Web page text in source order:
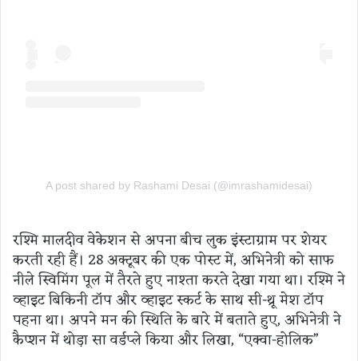
A post shared by Rashami Desai (@imrashamidesai)
रश्मि मालदीव वेकेशन से अपना बीच लुक इंस्टाग्राम पर शेयर
करती रही हैं। 28 अक्टूबर की एक पोस्ट में, अभिनेत्री को साफ
नीले स्विमिंग पूल में तैरते हुए नाश्ता करते देखा गया था। रश्मि ने
व्हाइट बिकिनी टॉप और व्हाइट स्कर्ट के साथ सी-थ्रू मेश टॉप
पहना था। अपने मन की स्थिति के बारे में बताते हुए, अभिनेत्री ने
कैप्शन में थोड़ा सा वर्डप्ले किया और लिखा, “एक्वा-होलिक”